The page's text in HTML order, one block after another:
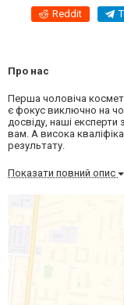
Reddit
Про нас
Перша чоловіча
є фокус виключно на
досвіду, наші
вам. А висока
результату.
Показати повний опис